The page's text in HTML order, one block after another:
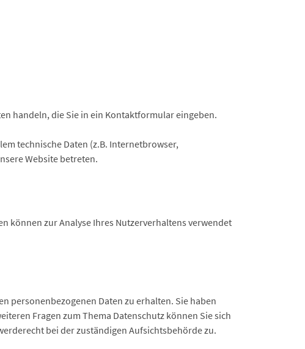
handeln, die Sie in ein Kontaktformular eingeben.
technische Daten (z.B. Internetbrowser,
Website betreten.
können zur Analyse Ihres Nutzerverhaltens verwendet
personenbezogenen Daten zu erhalten. Sie haben
Fragen zum Thema Datenschutz können Sie sich
bei der zuständigen Aufsichtsbehörde zu.